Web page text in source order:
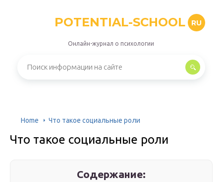
POTENTIAL-SCHOOL RU
Онлайн-журнал о психологии
Home Что такое социальные роли
Что такое социальные роли
Содержание: